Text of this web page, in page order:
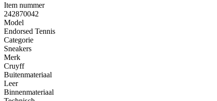
Item nummer
242870042
Model
Endorsed Tennis
Categorie
Sneakers
Merk
Cruyff
Buitenmateriaal
Leer
Binnenmateriaal